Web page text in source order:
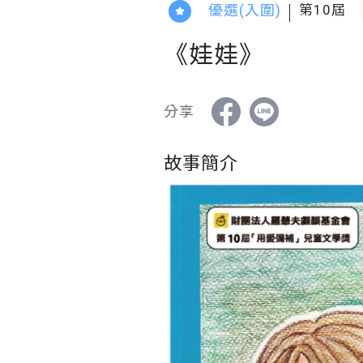
優選(入圍) 第10屆
《娃娃》
分享
故事簡介